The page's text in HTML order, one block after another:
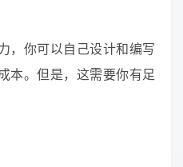
，你可以自己设计和编写
本。但是，这需要你有足